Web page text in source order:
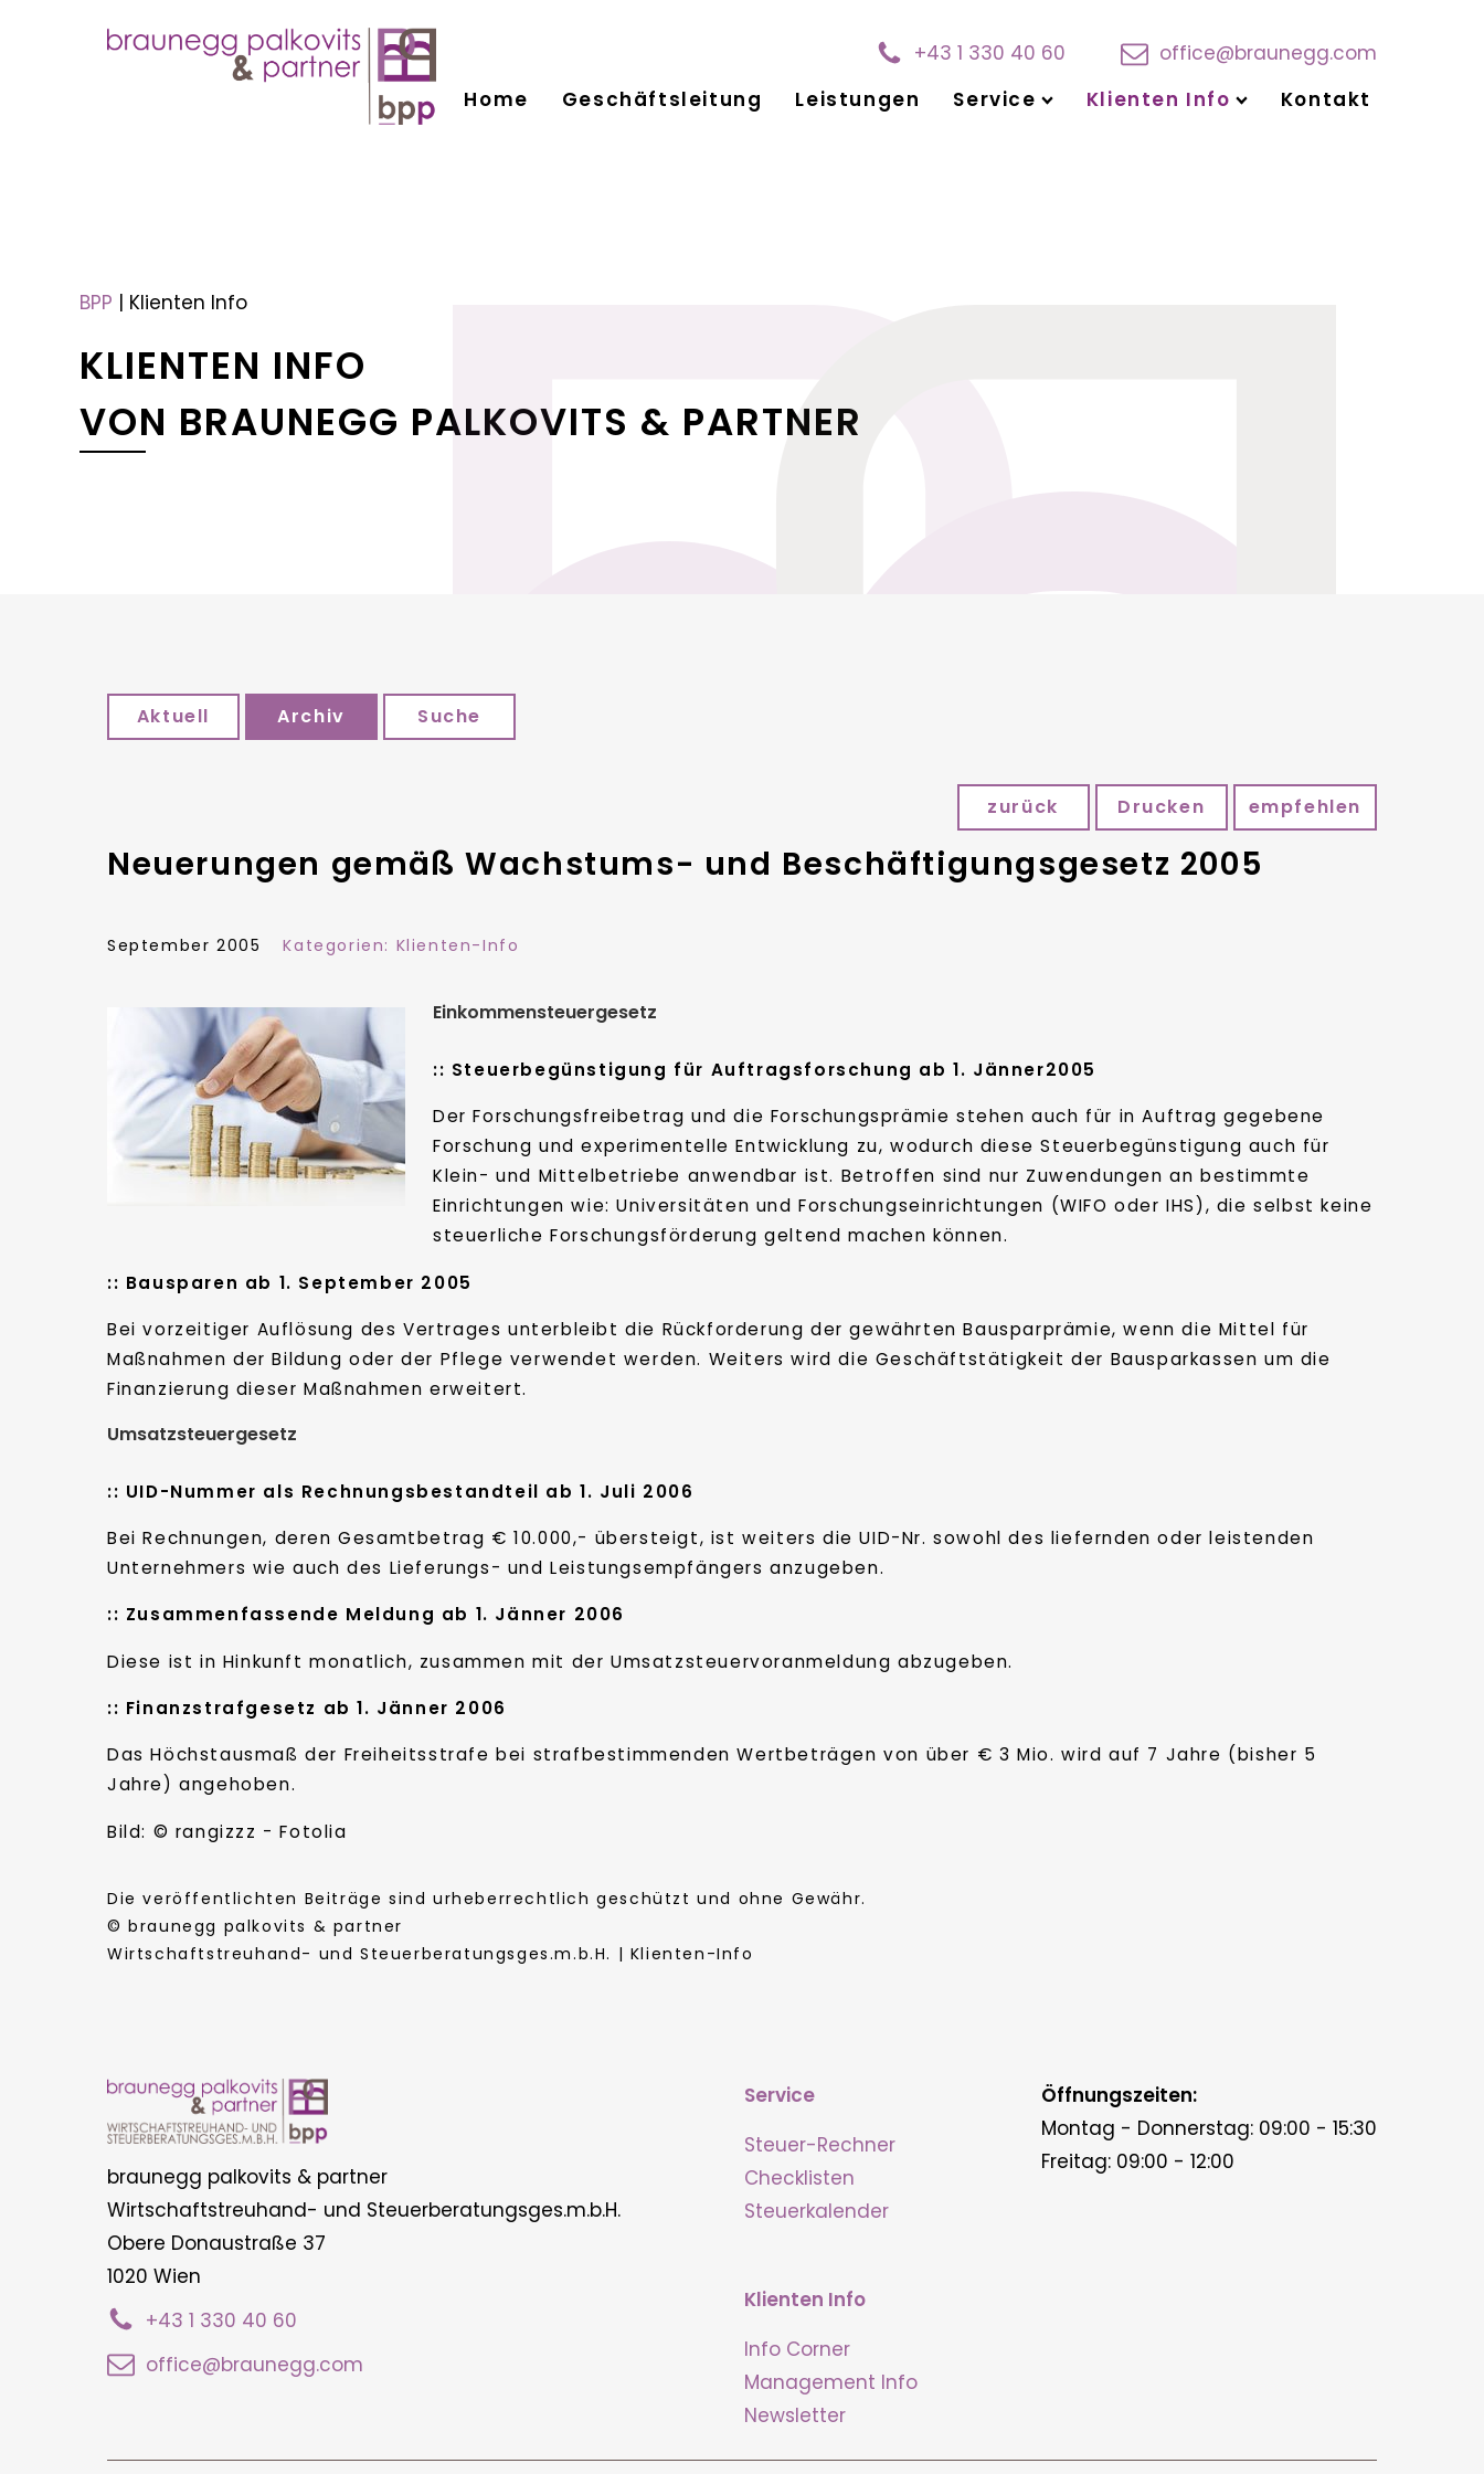
+43 1 330 40 60
office@braunegg.com
Home
Geschäftsleitung Leistungen Service Klienten Info Kontakt
BPP | Klienten Info
KLIENTEN INFO
VON BRAUNEGG PALKOVITS & PARTNER
Aktuell Archiv Suche
zurück Drucken empfehlen
Neuerungen gemäß Wachstums- und Beschäftigungsgesetz 2005
September 2005 Kategorien: Klienten-Info
Einkommensteuergesetz
:: Steuerbegünstigung für Auftragsforschung ab 1. Jänner2005
Der Forschungsfreibetrag und die Forschungsprämie stehen auch für in Auftrag gegebene
Forschung und experimentelle Entwicklung zu, wodurch diese Steuerbegünstigung auch für
Klein- und Mittelbetriebe anwendbar ist. Betroffen sind nur Zuwendungen an bestimmte
Einrichtungen wie: Universitäten und Forschungseinrichtungen (WIFO oder IHS), die selbst keine
steuerliche Forschungsförderung geltend machen können.
:: Bausparen ab 1. September 2005
Bei vorzeitiger Auflösung des Vertrages unterbleibt die Rückforderung der gewährten Bausparprämie, wenn die Mittel für
Maßnahmen der Bildung oder der Pflege verwendet werden. Weiters wird die Geschäftstätigkeit der Bausparkassen um die
Finanzierung dieser Maßnahmen erweitert.
Umsatzsteuergesetz
:: UID-Nummer als Rechnungsbestandteil ab 1. Juli 2006
Bei Rechnungen, deren Gesamtbetrag € 10.000,- übersteigt, ist weiters die UID-Nr. sowohl des liefernden oder leistenden
Unternehmers wie auch des Lieferungs- und Leistungsempfängers anzugeben.
:: Zusammenfassende Meldung ab 1. Jänner 2006
Diese ist in Hinkunft monatlich, zusammen mit der Umsatzsteuervoranmeldung abzugeben.
:: Finanzstrafgesetz ab 1. Jänner 2006
Das Höchstausmaß der Freiheitsstrafe bei strafbestimmenden Wertbeträgen von über € 3 Mio. wird auf 7 Jahre (bisher 5
Jahre) angehoben.
Bild: © rangizzz - Fotolia
Die veröffentlichten Beiträge sind urheberrechtlich geschützt und ohne Gewähr.
© braunegg palkovits & partner
Wirtschaftstreuhand- und Steuerberatungsges.m.b.H. | Klienten-Info
braunegg palkovits & partner
Wirtschaftstreuhand- und Steuerberatungsges.m.b.H.
Obere Donaustraße 37
1020 Wien
+43 1 330 40 60
office@braunegg.com
Service
Steuer-Rechner
Checklisten
Steuerkalender
Klienten Info
Info Corner
Management Info
Newsletter
Öffnungszeiten:
Montag - Donnerstag: 09:00 - 15:30
Freitag: 09:00 - 12:00